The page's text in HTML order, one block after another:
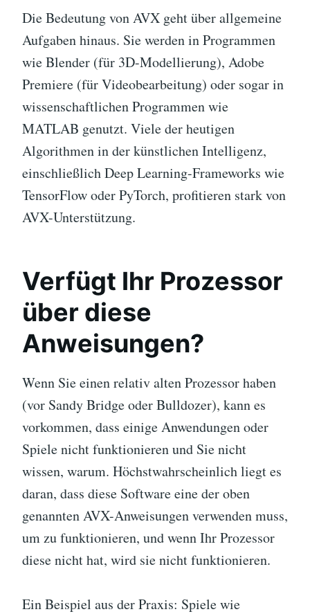
Die Bedeutung von AVX geht über allgemeine
Aufgaben hinaus. Sie werden in Programmen
wie Blender (für 3D-Modellierung), Adobe
Premiere (für Videobearbeitung) oder sogar in
wissenschaftlichen Programmen wie
MATLAB genutzt. Viele der heutigen
Algorithmen in der künstlichen Intelligenz,
einschließlich Deep Learning-Frameworks wie
TensorFlow oder PyTorch, profitieren stark von
AVX-Unterstützung.
Verfügt Ihr Prozessor
über diese
Anweisungen?
Wenn Sie einen relativ alten Prozessor haben
(vor Sandy Bridge oder Bulldozer), kann es
vorkommen, dass einige Anwendungen oder
Spiele nicht funktionieren und Sie nicht
wissen, warum. Höchstwahrscheinlich liegt es
daran, dass diese Software eine der oben
genannten AVX-Anweisungen verwenden muss,
um zu funktionieren, und wenn Ihr Prozessor
diese nicht hat, wird sie nicht funktionieren.
Ein Beispiel aus der Praxis: Spiele wie